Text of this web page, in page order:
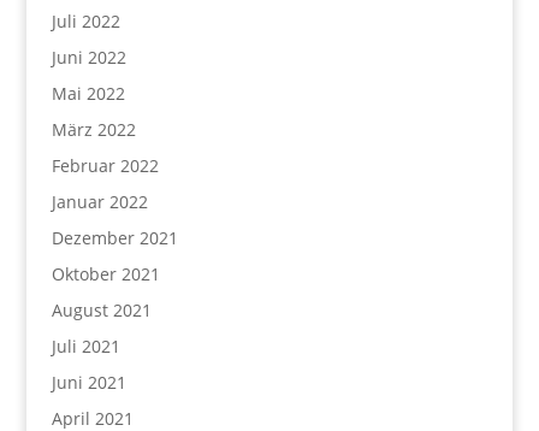
Juli 2022
Juni 2022
Mai 2022
März 2022
Februar 2022
Januar 2022
Dezember 2021
Oktober 2021
August 2021
Juli 2021
Juni 2021
April 2021